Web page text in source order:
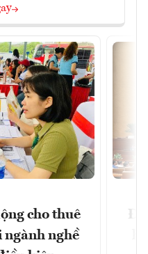
cho thuê
ngành nghề
Đề